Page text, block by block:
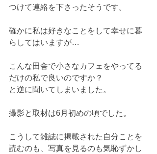
つけて連絡を下さったそうです。
確かに私は好きなことをして幸せに暮
らしてはいますが…
こんな田舎で小さなカフェをやってる
だけの私で良いのですか？
と逆に聞いてしまいました。
撮影と取材は6月初めの頃でした。
こうして雑誌に掲載された自分ことを
読むのも、写真を見るのも気恥ずかし